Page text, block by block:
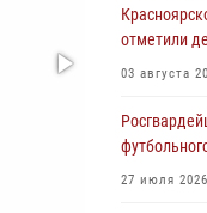
05 августа
В
задержали
отметили
03 августа
27 июля